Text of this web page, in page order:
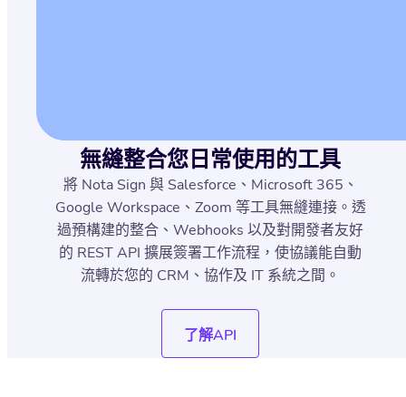
無縫整合您日常使用的工具
將 Nota Sign 與 Salesforce、Microsoft 365、
Google Workspace、Zoom 等工具無縫連接。透
過預構建的整合、Webhooks 以及對開發者友好
的 REST API 擴展簽署工作流程，使協議能自動
流轉於您的 CRM、協作及 IT 系統之間。
了解API